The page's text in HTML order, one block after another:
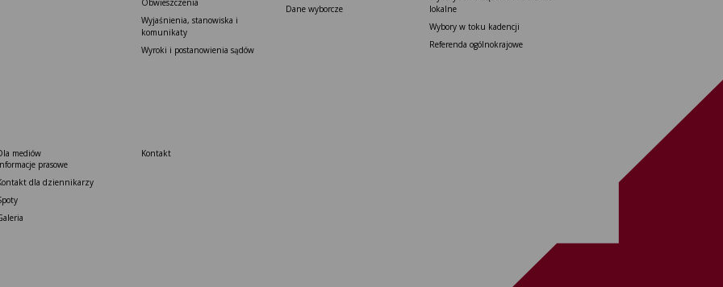
Wyjaśnienia, stanowiska i
komunikaty
Wyroki i postanowienia sądów
Dane wyborcze
lokalne
Wybory w toku kadencji
Referenda ogólnokrajowe
mediów
prasowe
dla dziennikarzy
Kontakt